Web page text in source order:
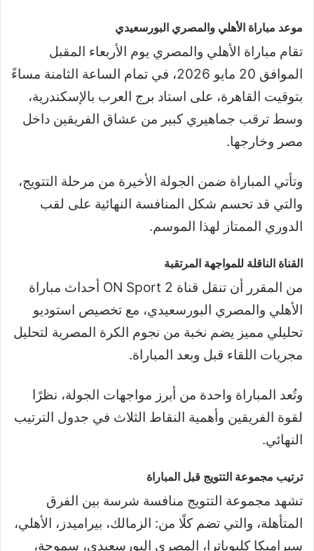
موعد مباراة الأهلي والمصري البورسعيدي
تقام مباراة الأهلي والمصري يوم الأربعاء المقبل
الموافق 20 مايو 2026، في تمام الساعة الثامنة مساءً
بتوقيت القاهرة، على استاد برج العرب بالإسكندرية،
وسط ترقب جماهيري كبير من عشاق الفريقين داخل
مصر وخارجها.
وتأتي المباراة ضمن الجولة الأخيرة من مرحلة التتويج،
والتي قد تحسم شكل المنافسة النهائية على لقب
الدوري الممتاز لهذا الموسم.
القناة الناقلة للمواجهة المرتقبة
من المقرر أن تنقل قناة 2 ON Sport أحداث مباراة
الأهلي والمصري البورسعيدي، مع تخصيص استوديو
تحليلي مميز يضم نخبة من نجوم الكرة المصرية لتحليل
مجريات اللقاء قبل وبعد المباراة.
وتُعد المباراة واحدة من أبرز مواجهات الجولة، نظرًا
لقوة الفريقين وأهمية النقاط الثلاث في جدول الترتيب
النهائي.
ترتيب مجموعة التتويج قبل المباراة
تشهد مجموعة التتويج منافسة شرسة بين الفرق
المتأهلة، والتي تضم كلًا من: الزمالك، بيراميدز، الأهلي،
سيراميكا كليوباترا، المصري البورسعيدي، سموحة،